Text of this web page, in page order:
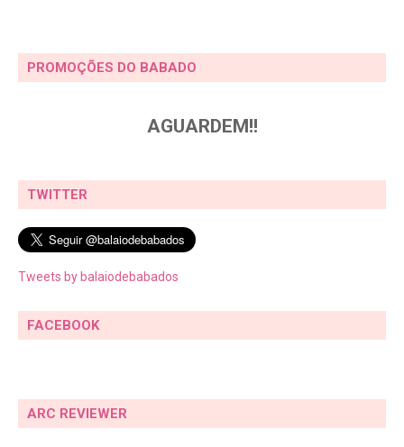
PROMOÇÕES DO BABADO
AGUARDEM!!
TWITTER
Tweets by balaiodebabados
FACEBOOK
ARC REVIEWER